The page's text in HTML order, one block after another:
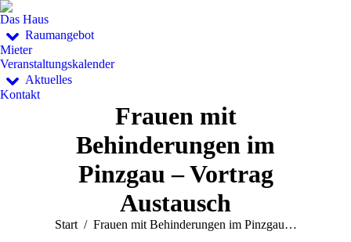
Das Haus
Raumangebot
Mieter
Veranstaltungskalender
Aktuelles
Kontakt
Frauen mit
Behinderungen im
Pinzgau – Vortrag
Austausch
Sie befinden sich hier:
Start Frauen mit Behinderungen im Pinzgau…